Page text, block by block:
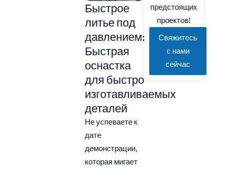
Быстрое
литье под
давлением:
Быстрая
оснастка
для быстро
изготавливаемых
деталей
Не успеваете к
дате
демонстрации,
которая мигает
предстоящих
проектов!
Свяжитесь
с нами
сейчас